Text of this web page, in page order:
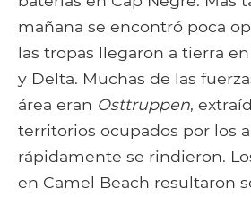
mañana se encontró poca
las tropas llegaron a tierra
y Delta. Muchas de las
área eran Osttruppen,
territorios ocupados por los
rápidamente se rindieron.
en Camel Beach resultaron